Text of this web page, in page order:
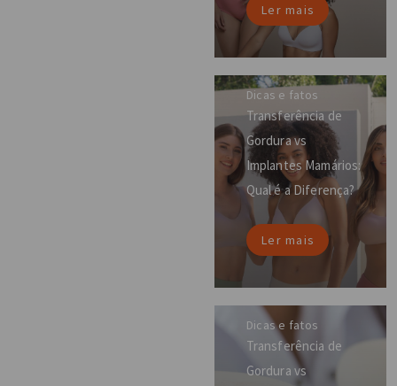
Ler mais
Dicas e fatos
Transferência de
Gordura vs
Implantes Mamários:
Qual é a Diferença?
Ler mais
Dicas e fatos
Transferência de
Gordura vs